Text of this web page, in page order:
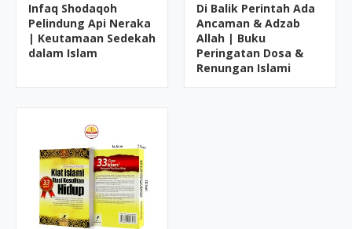
Infaq Shodaqoh
Pelindung Api Neraka
| Keutamaan Sedekah
dalam Islam
Di Balik Perintah Ada
Ancaman & Adzab
Allah | Buku
Peringatan Dosa &
Renungan Islami